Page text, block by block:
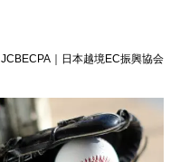
JCBECPA｜日本越境EC振興協会